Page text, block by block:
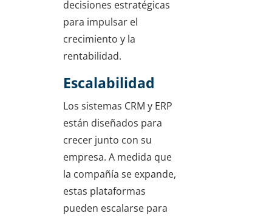
decisiones estratégicas
para impulsar el
crecimiento y la
rentabilidad.
Escalabilidad
Los sistemas CRM y ERP
están diseñados para
crecer junto con su
empresa. A medida que
la compañía se expande,
estas plataformas
pueden escalarse para